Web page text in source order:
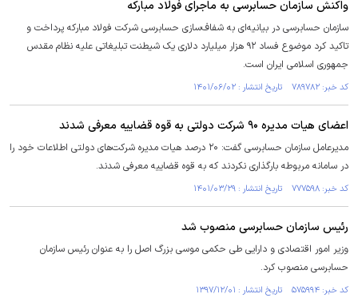
واکنش سازمان حسابرسی به ماجرای فولاد مبارکه
سازمان حسابرسی در بیانیه‌ای به شفاف‌سازی حسابرسی شرکت فولاد مبارکه پرداخت و
تاکید کرد موضوع فساد ۹۲ هزار میلیارد دلاری یک شیطنت تبلیغاتی علیه نظام مقدس
جمهوری اسلامی ایران است.
کد خبر: ۷۸۹۷۸۲ تاریخ انتشار : ۱۴۰۱/۰۶/۰۲
اعضای هیات مدیره ۹۰ شرکت دولتی به قوه قضاییه معرفی شدند
مدیرعامل سازمان حسابرسی گفت: ۲۰ درصد هیات مدیره شرکت‌های دولتی اطلاعات خود را
در سامانه مربوطه بارگذاری نکردند که به قوه قضاییه معرفی شدند.
کد خبر: ۷۷۷۵۹۸ تاریخ انتشار : ۱۴۰۱/۰۳/۲۹
رئیس سازمان حسابرسی منصوب شد
وزیر امور اقتصادی و دارایی طی حکمی موسی بزرگ اصل را به عنوان رئیس سازمان
حسابرسی منصوب کرد.
کد خبر: ۵۷۵۹۹۴ تاریخ انتشار : ۱۳۹۷/۱۲/۰۱